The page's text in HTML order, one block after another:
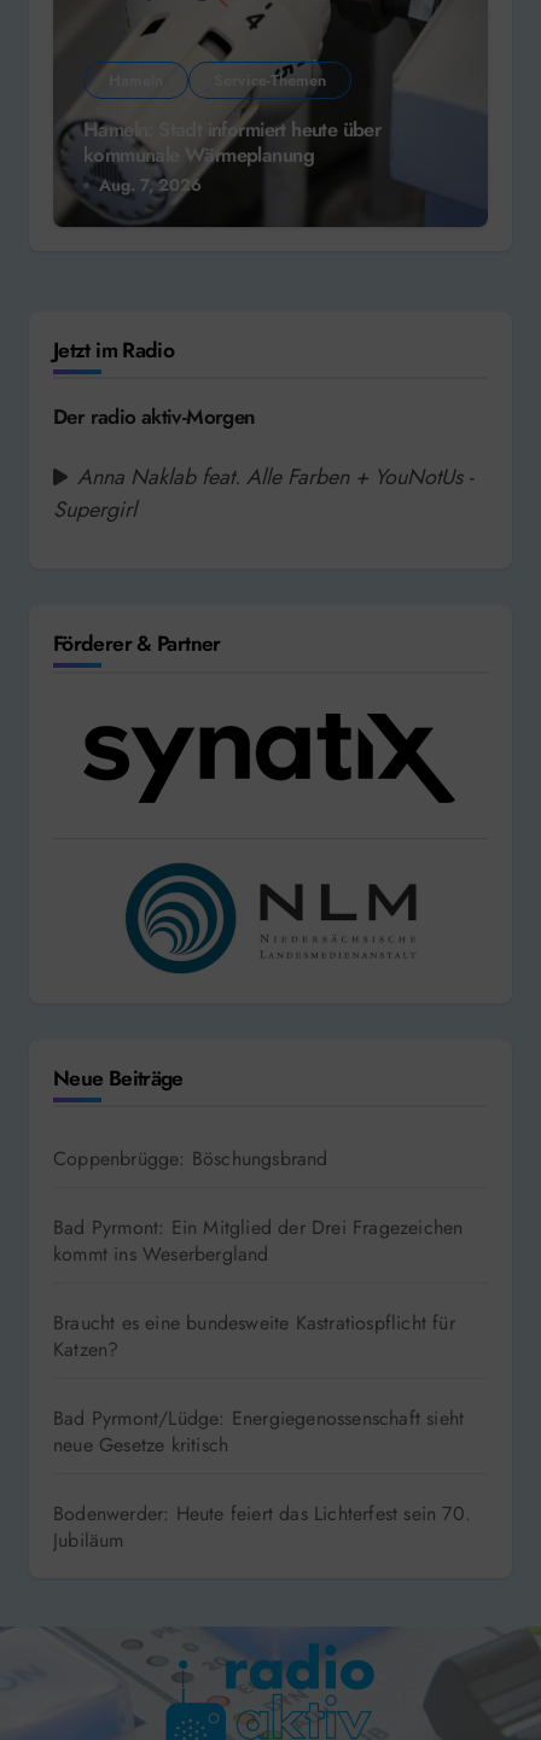
Service-Themen
Hameln: Stadt informiert heute über
kommunale Wärmeplanung
Aug. 7, 2026
Jetzt im Radio
Der radio aktiv-Morgen
Anna Naklab feat. Alle Farben + YouNotUs -
Supergirl
Förderer & Partner
Neue Beiträge
Coppenbrügge: Böschungsbrand
Bad Pyrmont: Ein Mitglied der Drei Fragezeichen
kommt ins Weserbergland
Braucht es eine bundesweite Kastratiospflicht für
Katzen?
Bad Pyrmont/Lüdge: Energiegenossenschaft sieht
neue Gesetze kritisch
Bodenwerder: Heute feiert das Lichterfest sein 70.
Jubiläum